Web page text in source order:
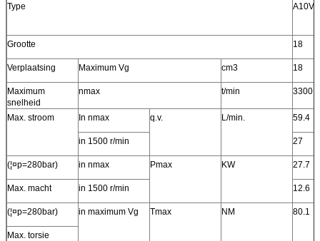
Type
Grootte 18
Verplaatsing Maximum Vg cm3 18
Maximum
snelheid
nmax t/min 3300
Max. stroom In nmax q.v. L/min. 59.4
in 1500 r/min 27
(¦¤p=280bar) in nmax Pmax KW 27.7
Max. macht in 1500 r/min 12.6
(¦¤p=280bar) in maximum Vg Tmax NM 80.1
Max. torsie